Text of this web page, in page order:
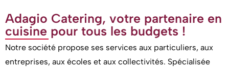
Adagio Catering, votre partenaire en
cuisine pour tous les budgets !
Notre société propose ses services aux particuliers, aux
entreprises, aux écoles et aux collectivités. Spécialisée